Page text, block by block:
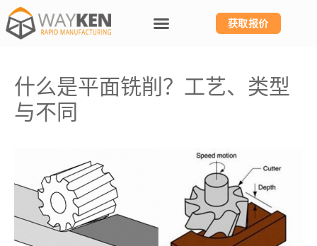
获取报价
什么是平面铣削？工艺、类型
与不同